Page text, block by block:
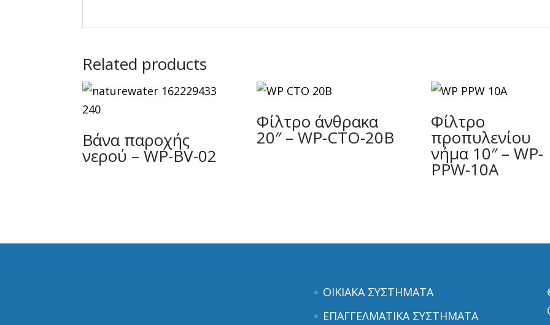
Related products
Βάνα παροχής
νερού – WP-BV-02
Φίλτρο άνθρακα
20″ – WP-CTO-20B
Φίλτρο
προπυλενίου
νήμα 10″ – WP-
PPW-10A
ΟΙΚΙΑΚΑ ΣΥΣΤΗΜΑΤΑ
ΕΠΑΓΓΕΛΜΑΤΙΚΑ ΣΥΣΤΗΜΑΤΑ